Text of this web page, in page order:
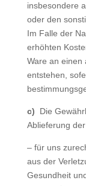
insbesondere
oder den
Im Falle der
erhöhten
Ware an einen
entstehen,
c) Die
Ablieferung
– für uns
aus der
Gesundheit